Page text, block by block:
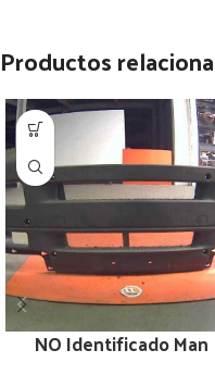
Productos
NO Identificado Man